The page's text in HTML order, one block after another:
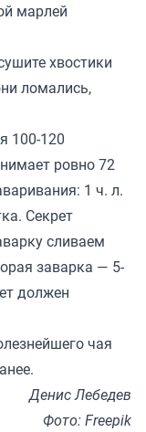
марлей
хвостики
ломались,
100-120
ровно 72
1 ч. л.
Секрет
сливаем
заварка — 5-
должен
чая
Денис Лебедев
Фото: Freepik